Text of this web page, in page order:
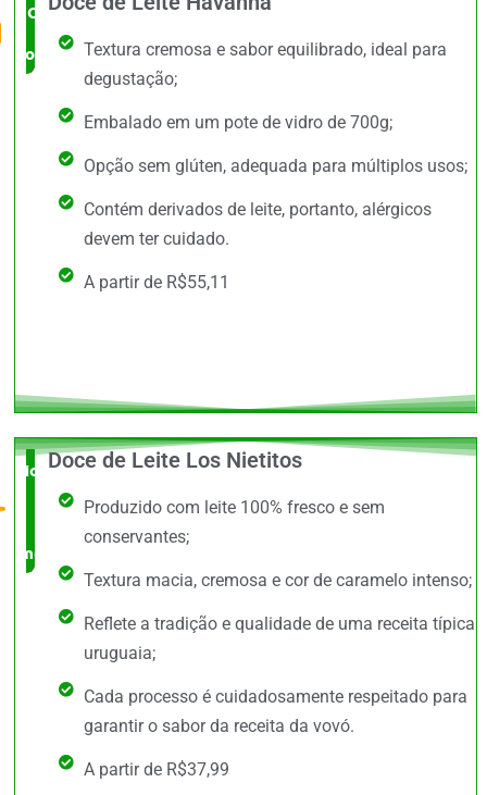
O Mais
completoTextura cremosa e sabor equilibrado, ideal para
degustação;
Embalado em um pote de vidro de 700g;
Opção sem glúten, adequada para múltiplos usos;
Contém derivados de leite, portanto, alérgicos
devem ter cuidado.
A partir de R$55,11
Novidade
no
mercado
Doce de Leite Los Nietitos
Produzido com leite 100% fresco e sem
conservantes;
Textura macia, cremosa e cor de caramelo intenso;
Reflete a tradição e qualidade de uma receita típica
uruguaia;
Cada processo é cuidadosamente respeitado para
garantir o sabor da receita da vovó.
A partir de R$37,99